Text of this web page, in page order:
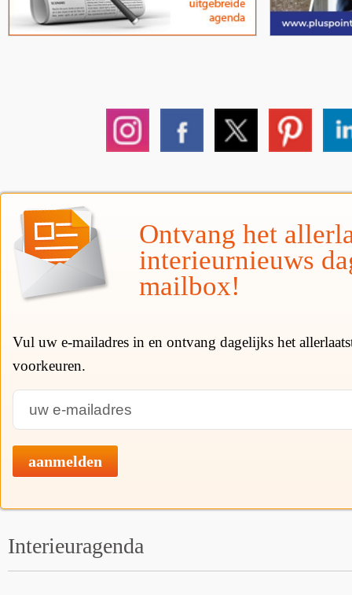
Ontvang het
interieurnieuws
mailbox!
Vul uw e-mailadres in en ontvang dagelijks het
voorkeuren.
aanmelden
Interieuragenda